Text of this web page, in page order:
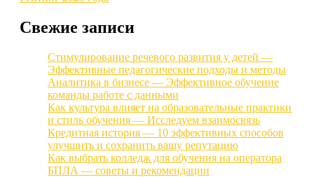
Свежие записи
Стимулирование речевого развития у детей —
Эффективные педагогические подходы и методы
Аналитика в бизнесе — Эффективное обучение
команды работе с данными
Как культура влияет на образовательные практики
и стиль обучения — Исследуем взаимосвязь
Кредитная история — 10 эффективных способов
улучшить и сохранить вашу репутацию
Как выбрать колледж для обучения на оператора
БПЛА — советы и рекомендации